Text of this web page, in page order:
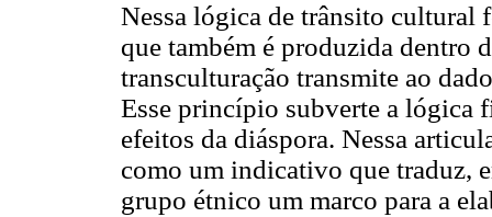
Nessa lógica de trânsito cultural
que também é produzida dentro
transculturação transmite ao
Esse princípio subverte a lógica
efeitos da diáspora. Nessa
como um indicativo que traduz,
grupo étnico um marco para a